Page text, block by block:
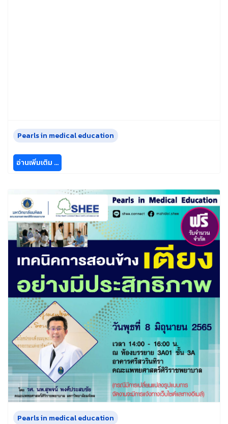
Pearls in medical education
อ่านเพิ่มเติม …
Pearls in medical education